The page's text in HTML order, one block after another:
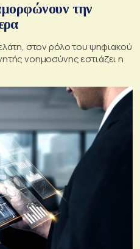
την
στον ρόλο του ψηφιακού
νοημοσύνης εστιάζει η